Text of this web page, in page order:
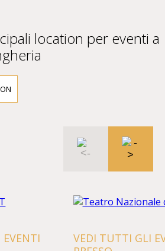
location per eventi a
VEDI TUTTI GLI